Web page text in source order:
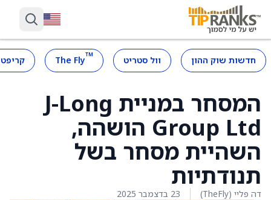
חדשות שוק ההון וול סטריט ™
The Fly
המסחר במניית J-Long
Group Ltd הושהה,
השהיית מסחר בשל
תנודתיות
דה פליי (TheFly) 23 בדצמבר 2025